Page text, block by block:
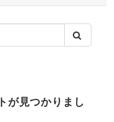
が見つかりまし